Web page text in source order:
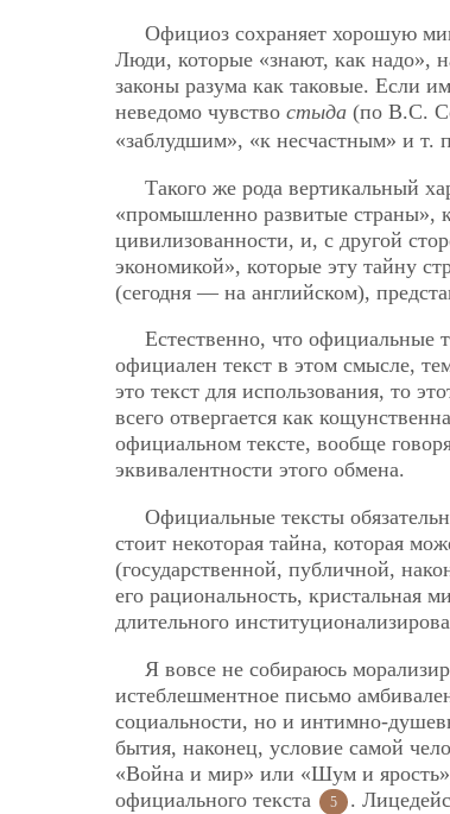
Официоз сохраняет хорошую
Люди, которые «знают, как надо»,
законы разума как таковые. Если
неведомо чувство стыда (по В.С.
«заблудшим», «к несчастным» и т.
Такого же рода вертикальный
«промышленно развитые страны»,
цивилизованности, и, с другой
экономикой», которые эту тайну
(сегодня — на английском),
Естественно, что официальные
официален текст в этом смысле,
это текст для использования, то
всего отвергается как
официальном тексте, вообще
эквивалентности этого обмена.
Официальные тексты
стоит некоторая тайна, которая
(государственной, публичной,
его рациональность, кристальная
длительного
Я вовсе не собираюсь
истеблешментное письмо
социальности, но и интимно-
бытия, наконец, условие самой
«Война и мир» или «Шум и
официального текста
5
.